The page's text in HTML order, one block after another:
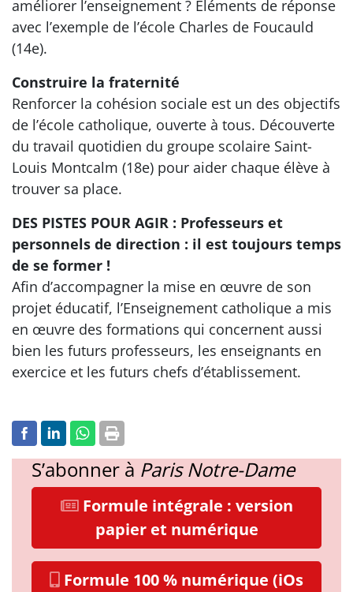
améliorer l’enseignement ? Éléments de réponse
avec l’exemple de l’école Charles de Foucauld
(14e).
Construire la fraternité
Renforcer la cohésion sociale est un des objectifs
de l’école catholique, ouverte à tous. Découverte
du travail quotidien du groupe scolaire Saint-
Louis Montcalm (18e) pour aider chaque élève à
trouver sa place.
DES PISTES POUR AGIR : Professeurs et
personnels de direction : il est toujours temps
de se former !
Afin d’accompagner la mise en œuvre de son
projet éducatif, l’Enseignement catholique a mis
en œuvre des formations qui concernent aussi
bien les futurs professeurs, les enseignants en
exercice et les futurs chefs d’établissement.
S’abonner à Paris Notre-Dame
Formule intégrale : version
papier et numérique
Formule 100 % numérique (iOs